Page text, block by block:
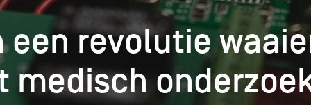
een revolutie
medisch
een revolutie
medisch